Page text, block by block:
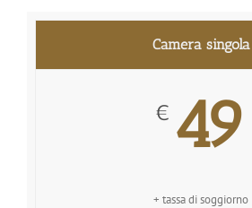
Camera singola
€ 49
+ tassa di soggiorno